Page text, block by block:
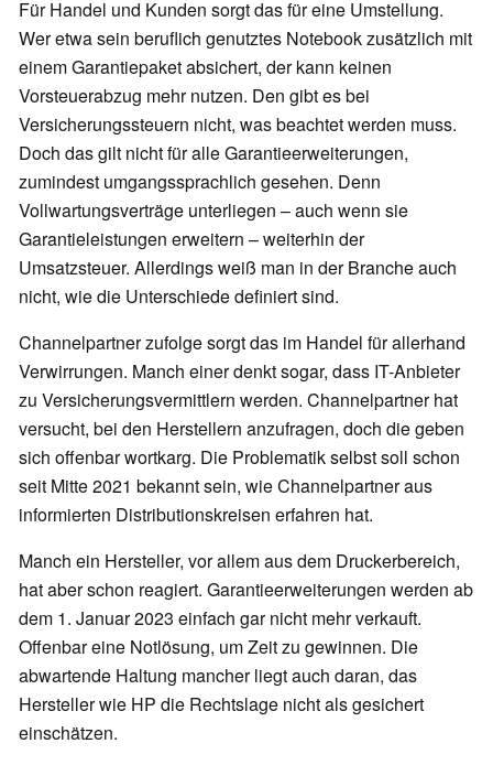
Für Handel und Kunden sorgt das für eine Umstellung.
Wer etwa sein beruflich genutztes Notebook zusätzlich mit
einem Garantiepaket absichert, der kann keinen
Vorsteuerabzug mehr nutzen. Den gibt es bei
Versicherungssteuern nicht, was beachtet werden muss.
Doch das gilt nicht für alle Garantieerweiterungen,
zumindest umgangssprachlich gesehen. Denn
Vollwartungsverträge unterliegen – auch wenn sie
Garantieleistungen erweitern – weiterhin der
Umsatzsteuer. Allerdings weiß man in der Branche auch
nicht, wie die Unterschiede definiert sind.
Channelpartner zufolge sorgt das im Handel für allerhand
Verwirrungen. Manch einer denkt sogar, dass IT-Anbieter
zu Versicherungsvermittlern werden. Channelpartner hat
versucht, bei den Herstellern anzufragen, doch die geben
sich offenbar wortkarg. Die Problematik selbst soll schon
seit Mitte 2021 bekannt sein, wie Channelpartner aus
informierten Distributionskreisen erfahren hat.
Manch ein Hersteller, vor allem aus dem Druckerbereich,
hat aber schon reagiert. Garantieerweiterungen werden ab
dem 1. Januar 2023 einfach gar nicht mehr verkauft.
Offenbar eine Notlösung, um Zeit zu gewinnen. Die
abwartende Haltung mancher liegt auch daran, das
Hersteller wie HP die Rechtslage nicht als gesichert
einschätzen.